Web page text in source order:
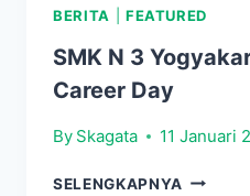
BERITA FEATURED
SMK N 3
Career Day
By Skagata 11 Januari
SELENGKAPNYA SMK